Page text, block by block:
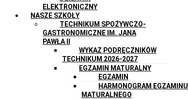
ELEKTRONICZNY
NASZE SZKOŁY
TECHNIKUM SPOŻYWCZO-
GASTRONOMICZNE IM. JANA
PAWŁA II
WYKAZ PODRĘCZNIKÓW
TECHNIKUM 2026-2027
EGZAMIN MATURALNY
EGZAMIN
HARMONOGRAM EGZAMINU
MATURALNEGO